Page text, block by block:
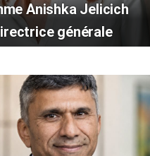
Anishka Jelicich
générale